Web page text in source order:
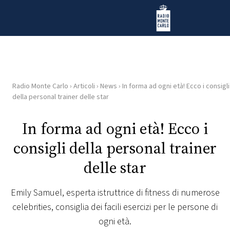
Radio Monte Carlo
HOME
RADIO
WEB
PLAYLIST
Radio Monte Carlo › Articoli › News › In forma ad ogni età! Ecco i consigli
della personal trainer delle star
In forma ad ogni età! Ecco i
consigli della personal trainer
delle star
Emily Samuel, esperta istruttrice di fitness di numerose
celebrities, consiglia dei facili esercizi per le persone di
ogni età.